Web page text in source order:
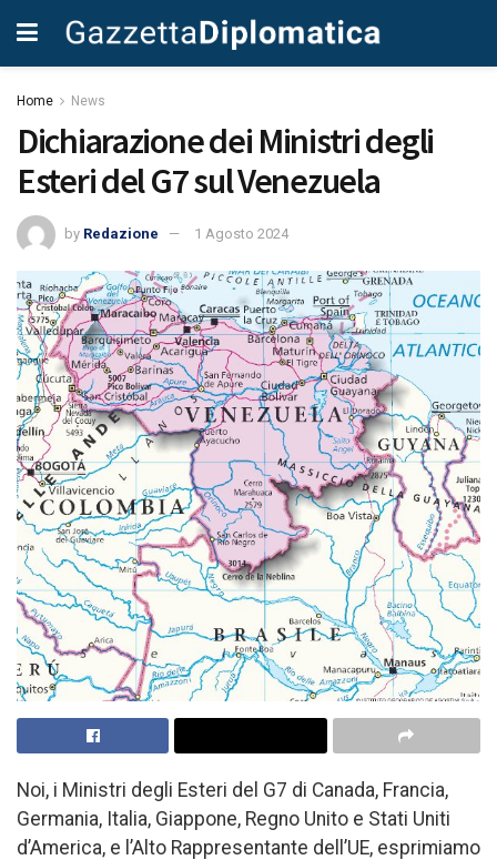
Home News
Dichiarazione dei Ministri degli
Esteri del G7 sul Venezuela
by Redazione 1 Agosto 2024
Noi, i Ministri degli Esteri del G7 di Canada, Francia,
Germania, Italia, Giappone, Regno Unito e Stati Uniti
d’America, e l’Alto Rappresentante dell’UE, esprimiamo